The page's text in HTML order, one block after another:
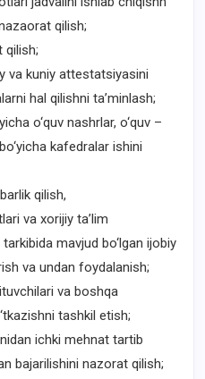
qilish;
kuniy attestatsiyasini
hal qilishni ta’minlash;
o‘quv nashrlar, o‘quv –
kafedralar ishini
qilish,
va xorijiy ta’lim
mavjud bo‘lgan ijobiy
va undan foydalanish;
va boshqa
tashkil etish;
ichki mehnat tartib
bajarilishini nazorat qilish;